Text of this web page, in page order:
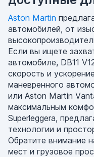
Aston Martin
автомобилей, от
Если вы ищете
автомобиле, DB11
скорость и
маневренного
или Aston Martin
максимальным
Superleggera,
технологии и
Обратите внимание
мест и грузовое